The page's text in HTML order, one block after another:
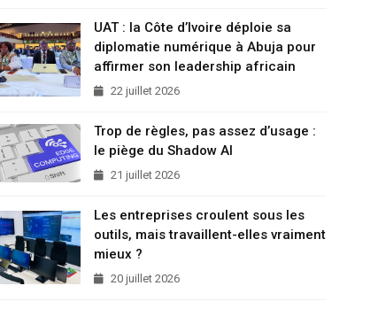
UAT : la Côte d’Ivoire déploie sa
diplomatie numérique à Abuja pour
affirmer son leadership africain
22 juillet 2026
Trop de règles, pas assez d’usage :
le piège du Shadow AI
21 juillet 2026
Les entreprises croulent sous les
outils, mais travaillent-elles vraiment
mieux ?
20 juillet 2026